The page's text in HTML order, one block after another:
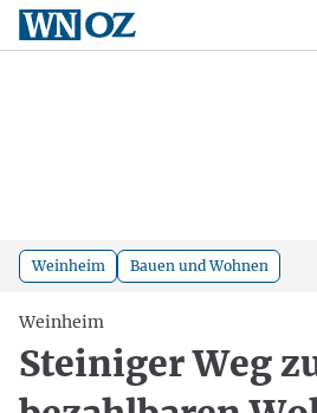
Weinheim Bauen und Wohnen
Weinheim
Steiniger Weg